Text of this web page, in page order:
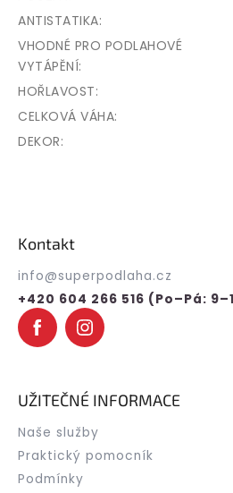
ANTISTATIKA:
VHODNÉ PRO PODLAHOVÉ
VYTÁPĚNÍ:
HOŘLAVOST:
CELKOVÁ VÁHA:
DEKOR:
Kontakt
info@superpodlaha.cz
+420 604 266 516 (Po–Pá:
UŽITEČNÉ INFORMACE
Naše služby
Praktický pomocník
Podmínky